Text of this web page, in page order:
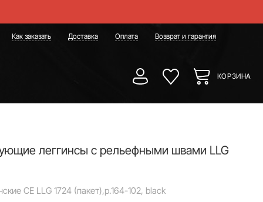
Как заказать Доставка Оплата Возврат и гарантия
КОРЗИНА
леггинсы с рельефными швами LLG
CE LLG 1724 (пакет),р.164-102, black